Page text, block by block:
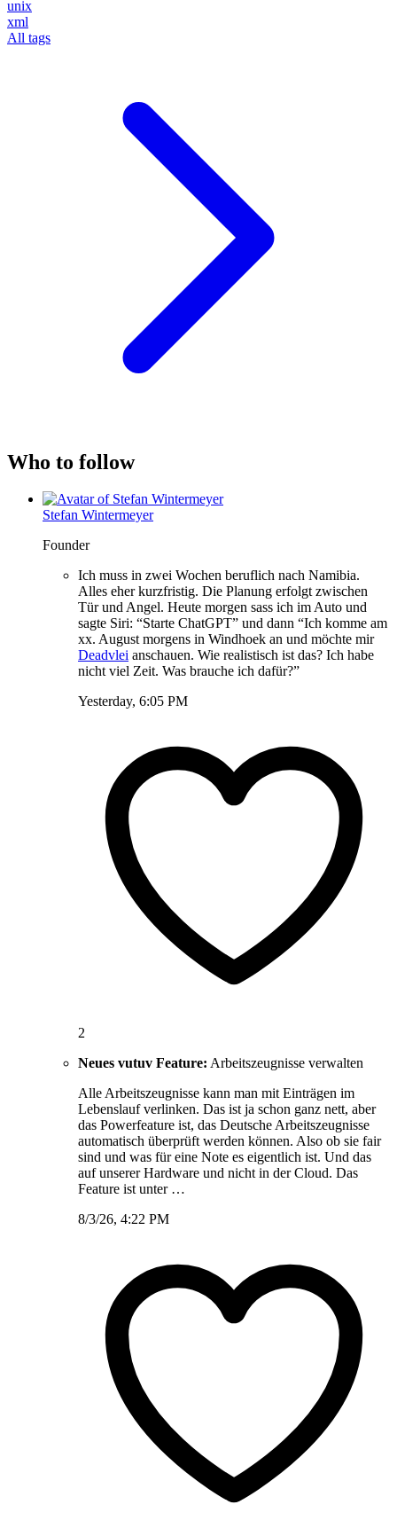
unix
xml
All tags
Who to follow
Stefan Wintermeyer
Founder
Ich muss in zwei Wochen beruflich nach Namibia.
Alles eher kurzfristig. Die Planung erfolgt zwischen
Tür und Angel. Heute morgen sass ich im Auto und
sagte Siri: “Starte ChatGPT” und dann “Ich komme am
xx. August morgens in Windhoek an und möchte mir
Deadvlei anschauen. Wie realistisch ist das? Ich habe
nicht viel Zeit. Was brauche ich dafür?”
Yesterday, 6:05 PM
2
Neues vutuv Feature: Arbeitszeugnisse verwalten
Alle Arbeitszeugnisse kann man mit Einträgen im
Lebenslauf verlinken. Das ist ja schon ganz nett, aber
das Powerfeature ist, das Deutsche Arbeitszeugnisse
automatisch überprüft werden können. Also ob sie fair
sind und was für eine Note es eigentlich ist. Und das
auf unserer Hardware und nicht in der Cloud. Das
Feature ist unter …
8/3/26, 4:22 PM